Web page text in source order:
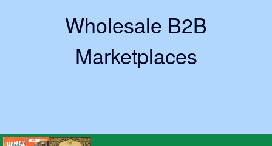
Wholesale B2B
Marketplaces